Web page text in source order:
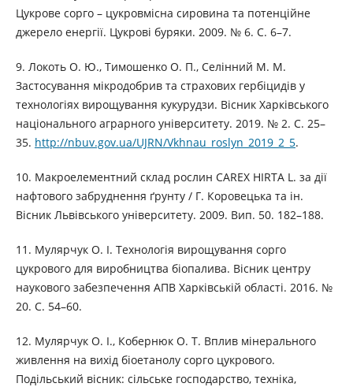
Цукрове сорго – цукровмісна сировина та потенційне
джерело енергії. Цукрові буряки. 2009. № 6. С. 6–7.
9. Локоть О. Ю., Тимошенко О. П., Селінний М. М.
Застосування мікродобрив та страхових гербіцидів у
технологіях вирощування кукурудзи. Вісник Харківського
національного аграрного університету. 2019. № 2. С. 25–
35. http://nbuv.gov.ua/UJRN/Vkhnau_roslyn_2019_2_5.
10. Макроелементний склад рослин CAREX HIRTA L. за дії
нафтового забруднення ґрунту / Г. Коровецька та ін.
Вісник Львівського університету. 2009. Вип. 50. 182–188.
11. Мулярчук О. І. Технологія вирощування сорго
цукрового для виробництва біопалива. Вісник центру
наукового забезпечення АПВ Харківській області. 2016. №
20. С. 54–60.
12. Мулярчук О. І., Кобернюк О. Т. Вплив мінерального
живлення на вихід біоетанолу сорго цукрового.
Подільський вісник: сільське господарство, техніка,